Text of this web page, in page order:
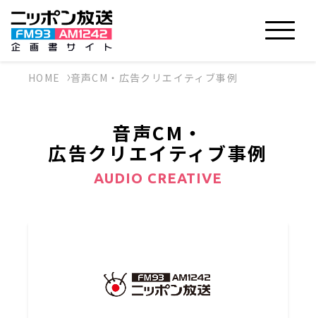
HOME 音声CM・広告クリエイティブ事例
音声CM・
広告クリエイティブ事例
AUDIO CREATIVE